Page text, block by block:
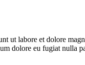
ut labore et dolore
dolore eu fugiat